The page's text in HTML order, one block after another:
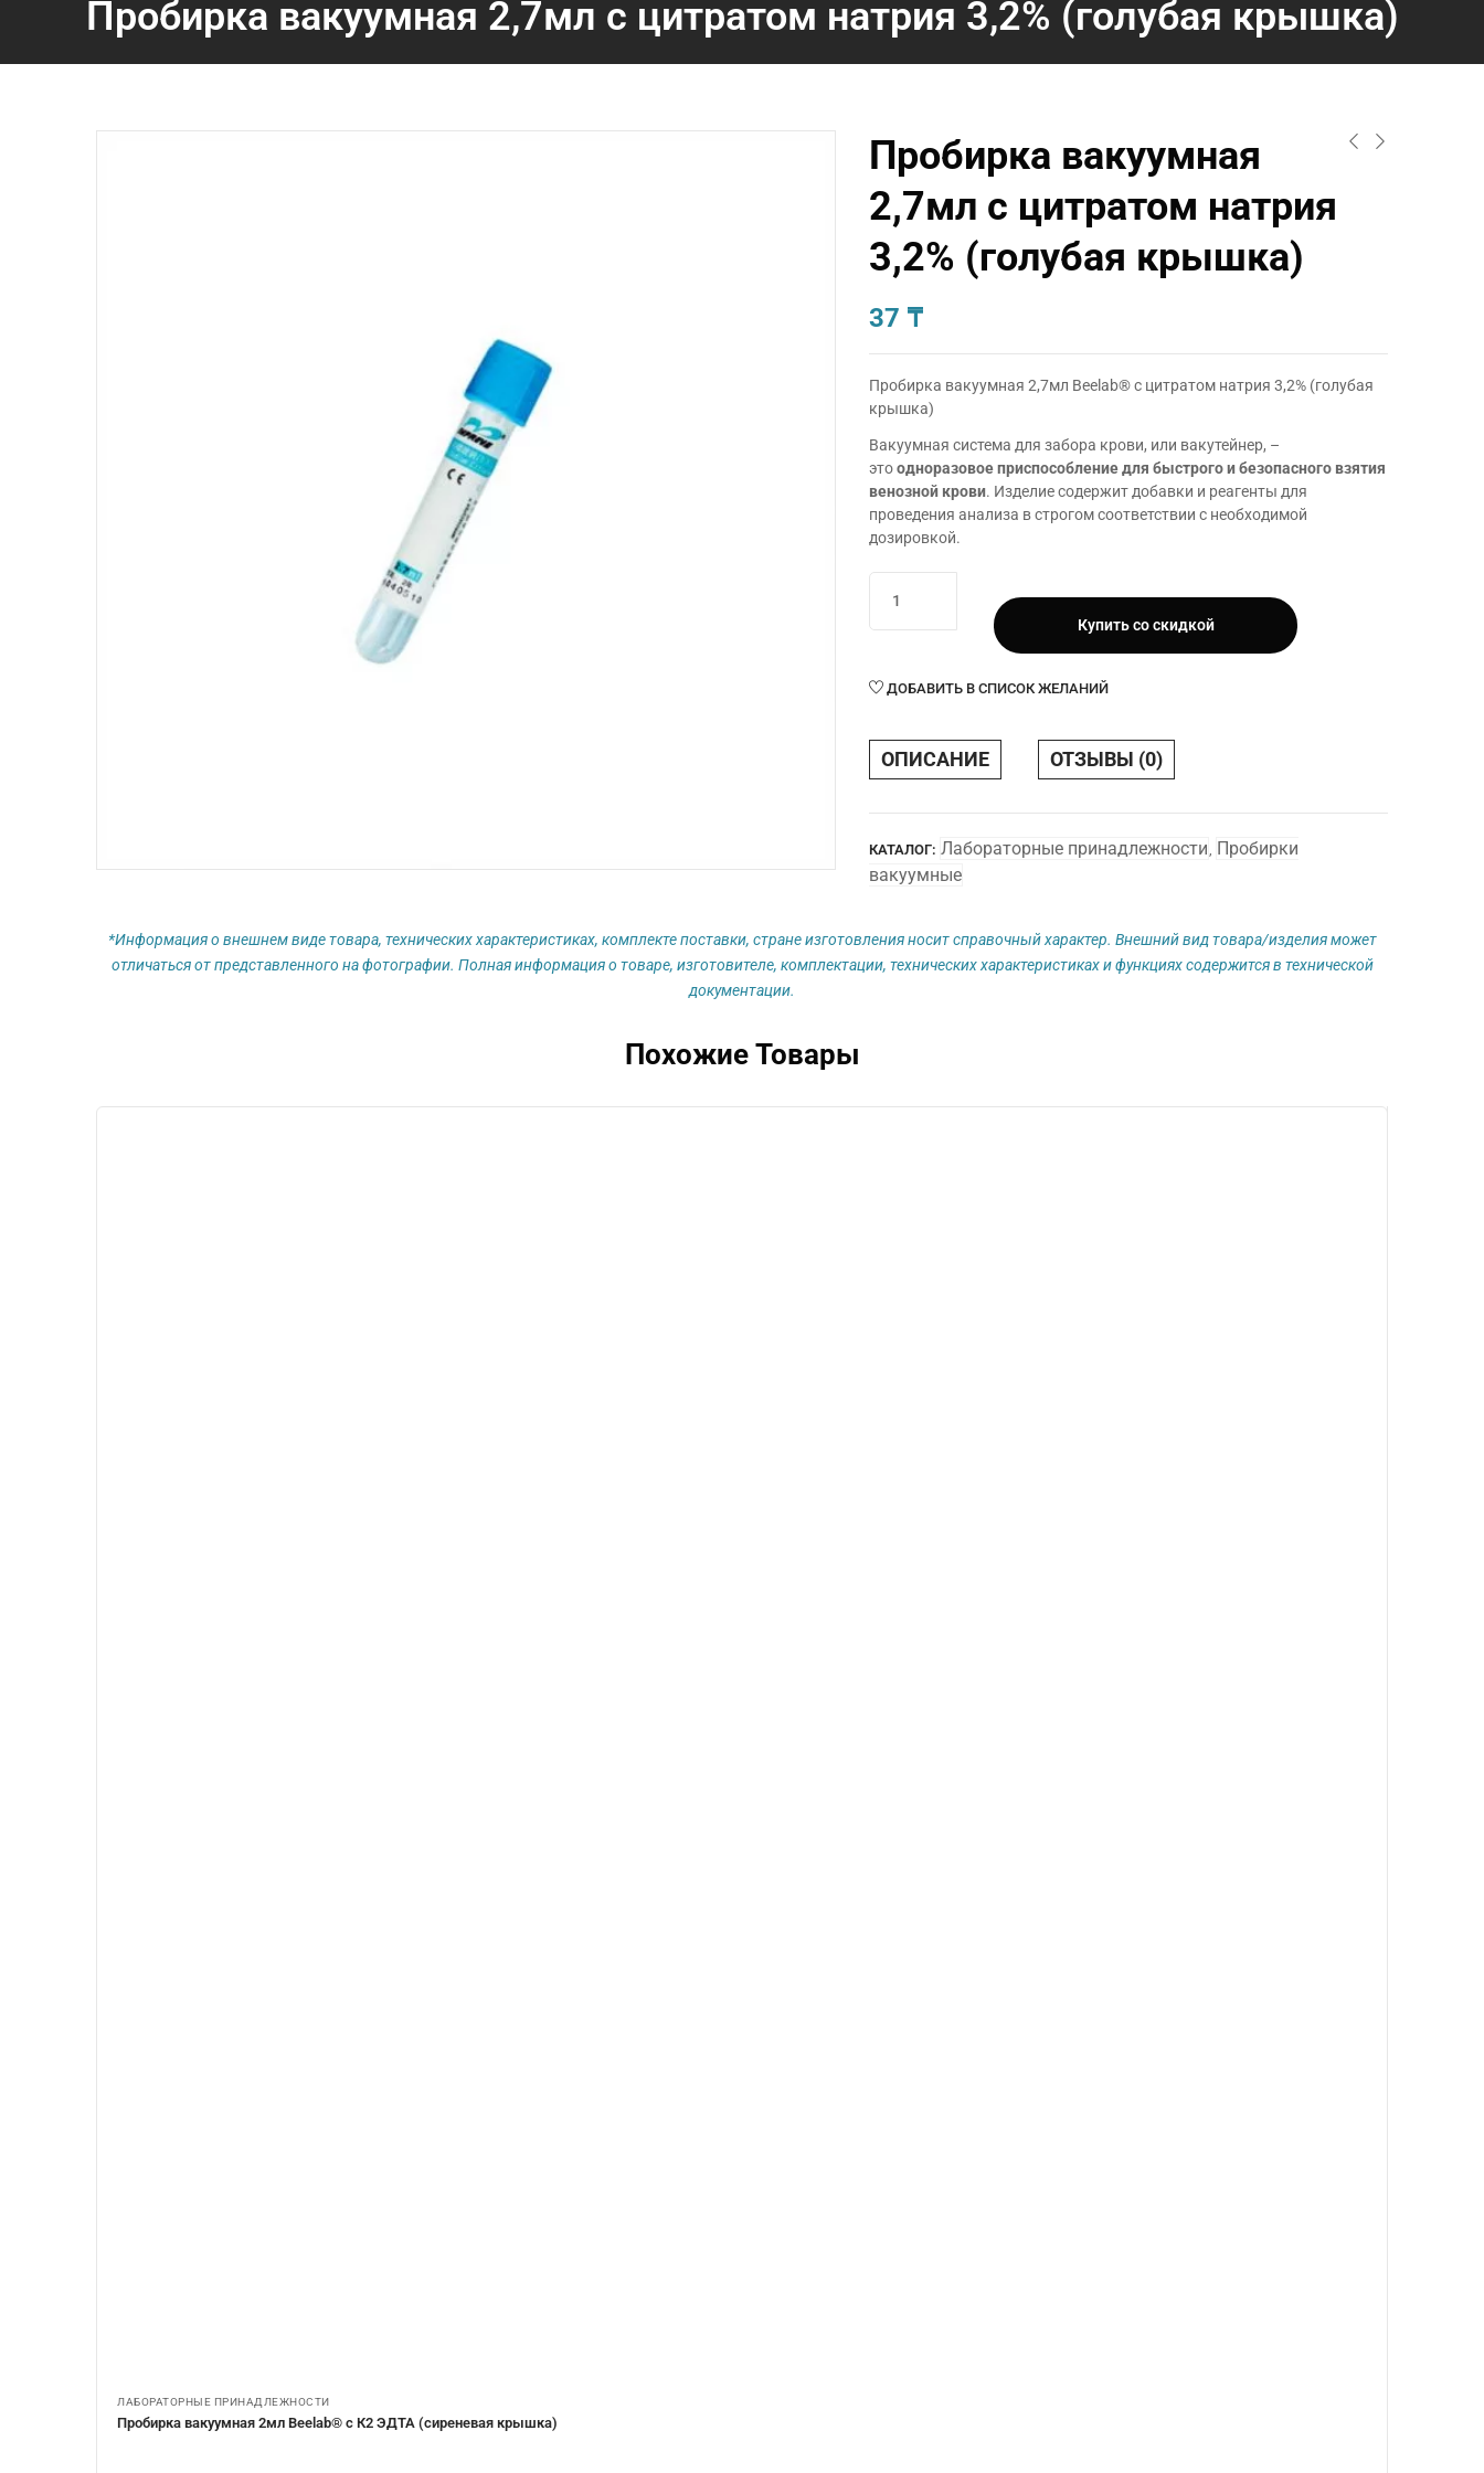
Пробирка вакуумная 2,7мл с цитратом натрия 3,2% (голубая крышка)
Пробирка вакуумная
2,7мл с цитратом натрия
3,2% (голубая крышка)
37 ₸
Пробирка вакуумная 2,7мл Beelab® с цитратом натрия 3,2% (голубая
крышка)
Вакуумная система для забора крови, или вакутейнер, –
этоодноразовое приспособление для быстрого и безопасного взятия
венозной крови. Изделие содержит добавки и реагенты для
проведения анализа в строгом соответствии с необходимой
дозировкой.
товара
Пробирка
2,7мл
цитратом
натрия
(голубая
Купить со скидкой
ДОБАВИТЬ В СПИСОК ЖЕЛАНИЙ
ОПИСАНИЕ ОТЗЫВЫ (0)
КАТАЛОГ: Лабораторные принадлежности, Пробирки
вакуумные
*Информация о внешнем виде товара, технических характеристиках, комплекте поставки, стране изготовления носит справочный характер. Внешний вид товара/изделия может
отличаться от представленного на фотографии. Полная информация о товаре, изготовителе, комплектации, технических характеристиках и функциях содержится в технической
документации.
Похожие Товары
ЛАБОРАТОРНЫЕ ПРИНАДЛЕЖНОСТИ
Пробирка вакуумная 2мл Beelab® с К2 ЭДТА (сиреневая крышка)